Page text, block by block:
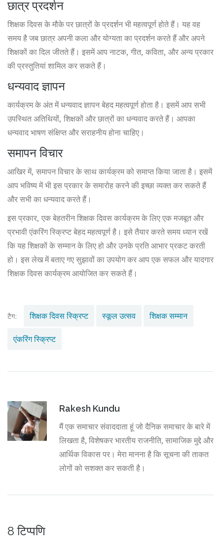
छात्र प्रदर्शन
शिक्षक दिवस के मौके पर छात्रों के प्रदर्शन भी महत्वपूर्ण होते हैं। यह वह
समय है जब छात्र अपनी कला और योग्यता का प्रदर्शन करते हैं और अपने
शिक्षकों का दिल जीतते हैं। इसमें आप नाटक, गीत, कविता, और अन्य प्रकार
की प्रस्तुतियां शामिल कर सकते हैं।
धन्यवाद ज्ञापन
कार्यक्रम के अंत में धन्यवाद ज्ञापन बेहद महत्वपूर्ण होता है। इसमें आप सभी
उपस्थित अतिथियों, शिक्षकों और छात्रों का धन्यवाद करते हैं। आपका
धन्यवाद भाषण संक्षिप्त और सराहनीय होना चाहिए।
समापन विचार
आखिर में, समापन विचार के साथ कार्यक्रम को समाप्त किया जाता है। इसमें
आप भविष्य में भी इस प्रकार के समारोह करने की इच्छा व्यक्त कर सकते हैं
और सभी का धन्यवाद करते हैं।
इस प्रकार, एक बेहतरीन शिक्षक दिवस कार्यक्रम के लिए एक मजबूत और
प्रभावी एंकरिंग स्क्रिप्ट बेहद महत्वपूर्ण है। इसे तैयार करते समय ध्यान रखें
कि यह शिक्षकों के सम्मान के लिए हो और उनके प्रति आभार प्रकट करती
हो। इस लेख में बताए गए सुझावों का उपयोग कर आप एक सफल और यादगार
शिक्षक दिवस कार्यक्रम आयोजित कर सकते हैं।
टैग: शिक्षक दिवस स्क्रिप्ट स्कूल उत्सव शिक्षक सम्मान
एंकरिंग स्क्रिप्ट
Rakesh Kundu
मैं एक समाचार संवाददाता हूं जो दैनिक समाचार के बारे में
लिखता है, विशेषकर भारतीय राजनीति, सामाजिक मुद्दे और
आर्थिक विकास पर। मेरा मानना है कि सूचना की ताकत
लोगों को सशक्त कर सकती है।
8 टिप्पणि